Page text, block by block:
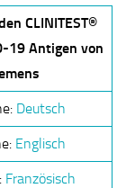
CLINITEST®
19 Antigen von
Deutsch
Englisch
Französisch